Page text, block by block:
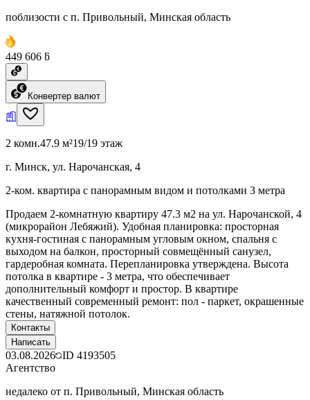
поблизости с п. Привольный, Минская область
449 606 ƃ
Конвертер валют
2 комн.47.9 м²19/19 этаж
г. Минск, ул. Нарочанская, 4
2-ком. квартира с панорамным видом и потолками 3 метра
Продаем 2-комнатную квартиру 47.3 м2 на ул. Нарочанской, 4
(микрорайон Лебяжий). Удобная планировка: просторная
кухня-гостиная с панорамным угловым окном, спальня с
выходом на балкон, просторный совмещённый санузел,
гардеробная комната. Перепланировка утверждена. Высота
потолка в квартире - 3 метра, что обеспечивает
дополнительный комфорт и простор. В квартире
качественный современный ремонт: пол - паркет, окрашенные
стены, натяжной потолок.
Контакты
Написать
03.08.2026 ID 4193505
Агентство
недалеко от п. Привольный, Минская область